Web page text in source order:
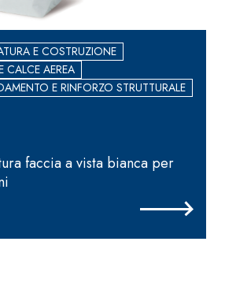
E COSTRUZIONE
CALCE AEREA
E RINFORZO STRUTTURALE
faccia a vista bianca per